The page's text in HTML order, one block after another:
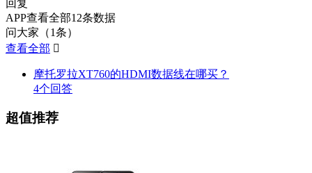
回复
APP查看全部12条数据
问大家（1条）
查看全部 
摩托罗拉XT760的HDMI数据线在哪买？
4个回答
超值推荐